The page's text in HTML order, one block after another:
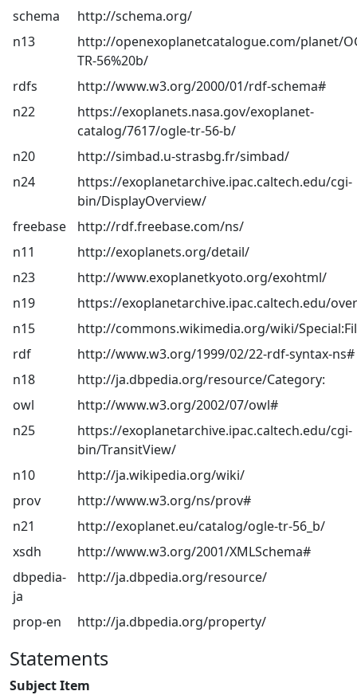
schema
http://schema.org/
n13
http://openexoplanetcatalogue.com/planet/
TR-56%20b/
rdfs
http://www.w3.org/2000/01/rdf-schema#
n22
https://exoplanets.nasa.gov/exoplanet-
catalog/7617/ogle-tr-56-b/
n20
http://simbad.u-strasbg.fr/simbad/
n24
https://exoplanetarchive.ipac.caltech.edu/cgi-
bin/DisplayOverview/
freebase
http://rdf.freebase.com/ns/
n11
http://exoplanets.org/detail/
n23
http://www.exoplanetkyoto.org/exohtml/
n19
https://exoplanetarchive.ipac.caltech.edu/
n15
http://commons.wikimedia.org/wiki/
rdf
http://www.w3.org/1999/02/22-rdf-syntax-ns#
n18
http://ja.dbpedia.org/resource/Category:
owl
http://www.w3.org/2002/07/owl#
n25
https://exoplanetarchive.ipac.caltech.edu/cgi-
bin/TransitView/
n10
http://ja.wikipedia.org/wiki/
prov
http://www.w3.org/ns/prov#
n21
http://exoplanet.eu/catalog/ogle-tr-56_b/
xsdh
http://www.w3.org/2001/XMLSchema#
dbpedia-
ja
http://ja.dbpedia.org/resource/
prop-en http://ja.dbpedia.org/property/
Statements
Subject Item